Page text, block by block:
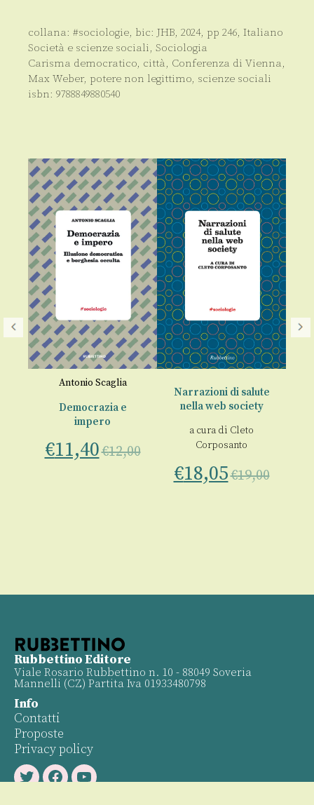
collana: #sociologie, bic: JHB, 2024, pp 246, Italiano
Società e scienze sociali, Sociologia
Carisma democratico, città, Conferenza di Vienna,
Max Weber, potere non legittimo, scienze sociali
isbn: 9788849880540
Antonio Scaglia
Democrazia e
impero
€11,40€12,00
Narrazioni di salute
nella web society
a cura di Cleto
Corposanto
€18,05€19,00
Rubbettino Editore
Viale Rosario Rubbettino n. 10 - 88049 Soveria
Mannelli (CZ) Partita Iva 01933480798
Info
Contatti
Proposte
Privacy policy
TwitterFacebookYoutube